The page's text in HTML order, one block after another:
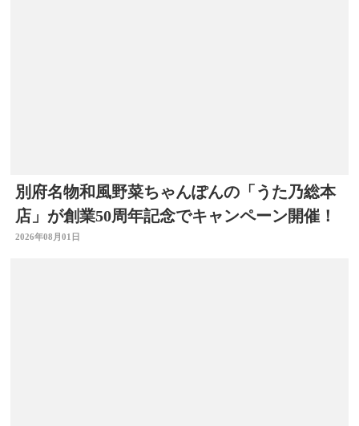
別府名物和風野菜ちゃんぽんの「うた乃総本
店」が創業50周年記念でキャンペーン開催！
2026年08月01日